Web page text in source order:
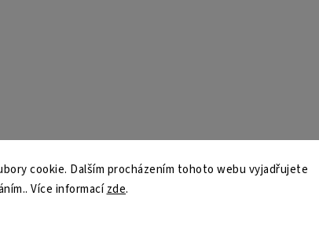
cookie. Dalším procházením tohoto webu vyjadřujete
Více informacízde.